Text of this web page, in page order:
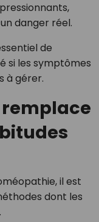
danger réel.
de
si les symptômes
à gérer.
il est
dont les